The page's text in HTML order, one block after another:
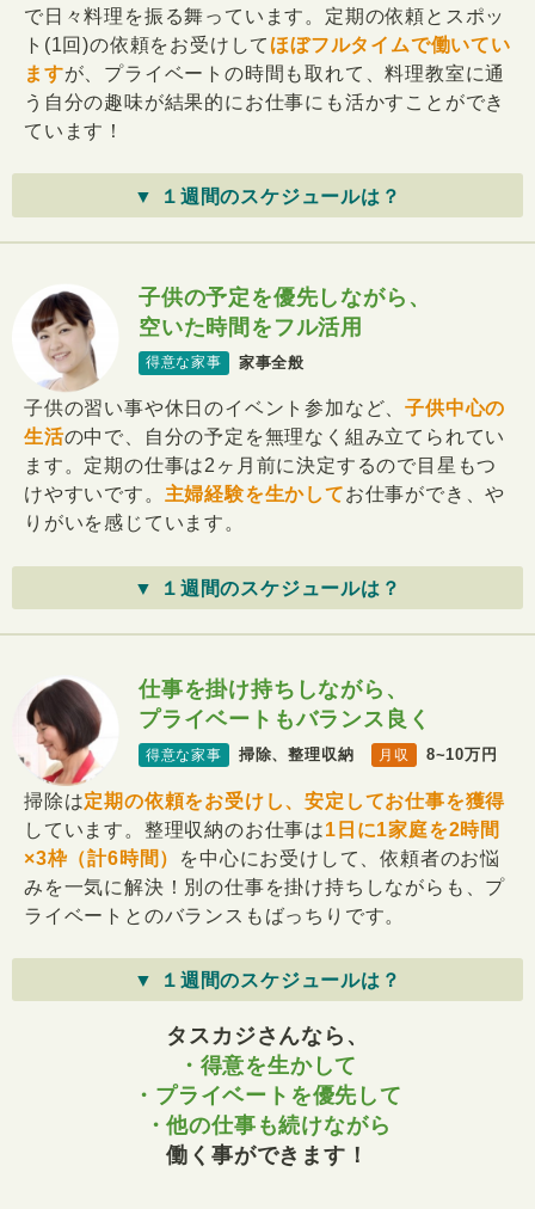
で日々料理を振る舞っています。定期の依頼とスポッ
ト(1回)の依頼をお受けして ほぼフルタイムで働いてい
ますが、プライベートの時間も取れて、料理教室に通
う自分の趣味が結果的にお仕事にも活かすことができ
ています！
▼ １週間のスケジュールは？
子供の予定を優先しながら、
空いた時間をフル活用
得意な家事 家事全般
子供の習い事や休日のイベント参加など、子供中心の
生活の中で、自分の予定を無理なく組み立てられてい
ます。定期の仕事は2ヶ月前に決定するので目星もつ
けやすいです。 主婦経験を生かしてお仕事ができ、や
りがいを感じています。
▼ １週間のスケジュールは？
仕事を掛け持ちしながら、
プライベートもバランス良く
得意な家事 掃除、整理収納 月収 8~10万円
掃除は定期の依頼をお受けし、安定してお仕事を獲得
しています。整理収納のお仕事は1日に1家庭を2時間
×3枠（計6時間）
を中心にお受けして、依頼者のお悩
みを一気に解決！別の仕事を掛け持ちしながらも、プ
ライベートとのバランスもばっちりです。
▼ １週間のスケジュールは？
タスカジさんなら、
・得意を生かして
・プライベートを優先して
・他の仕事も続けながら
働く事ができます！